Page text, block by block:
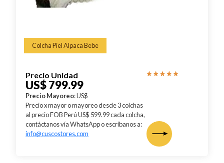
Colcha Piel Alpaca Bebe
Precio Unidad
US$ 799.99
Precio Mayoreo: US$
Precio x mayor o mayoreo desde 3 colchas
al precio FOB Perú US$ 599.99 cada colcha,
contáctanos vía WhatsApp o escribanos a:
info@cuscostores.com